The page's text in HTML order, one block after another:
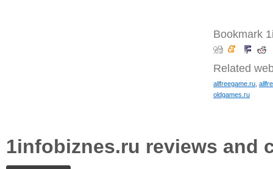
Bookmark
Related
allfreegame.ru
oldgames.ru
1infobiznes.ru reviews and